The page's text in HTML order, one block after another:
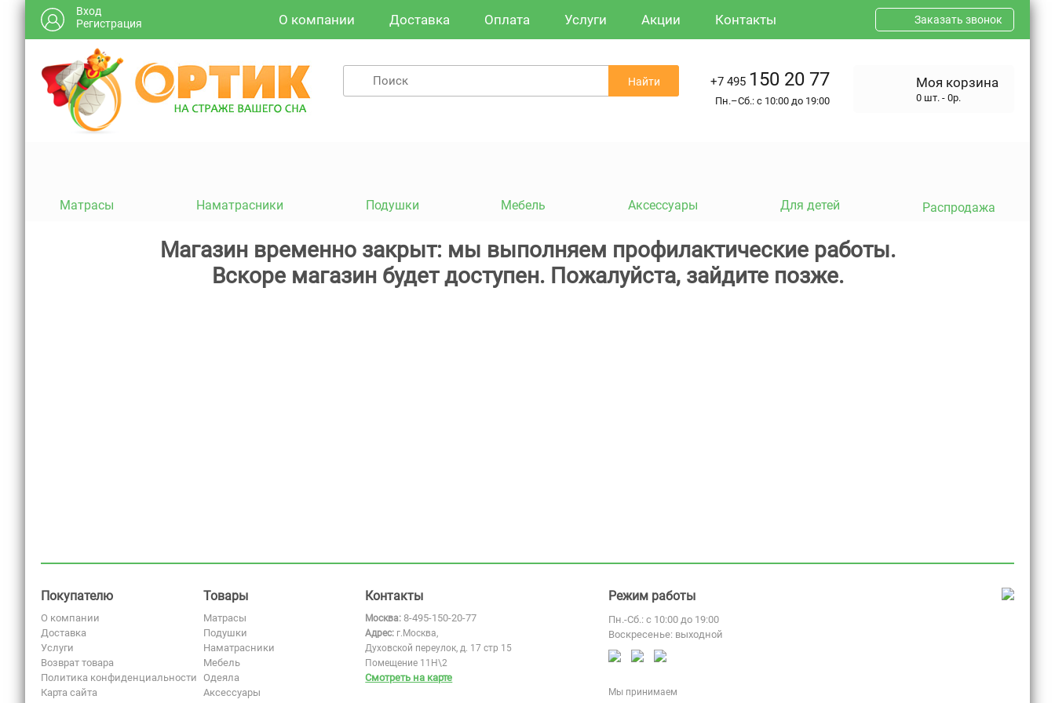
Вход
Регистрация
О компании Доставка Оплата Услуги Акции Контакты Заказать звонок
Найти +7 495 150 20 77
Пн.–Сб.: с 10:00 до 19:00
Моя корзина
0 шт. - 0р.
Матрасы Наматрасники Подушки Мебель Аксессуары Для детей Распродажа
Магазин временно закрыт: мы выполняем профилактические работы.
Вскоре магазин будет доступен. Пожалуйста, зайдите позже.
Покупателю
О компании
Доставка
Услуги
Возврат товара
Политика конфиденциальности
Карта сайта
Товары
Матрасы
Подушки
Наматрасники
Мебель
Одеяла
Аксессуары
Контакты
Москва: 8-495-150-20-77
Адрес: г.Москва,
Духовской переулок, д. 17 стр 15
Помещение 11Н\2
Смотреть на карте
Режим работы
Пн.-Сб.: с 10:00 до 19:00
Воскресенье: выходной
Мы принимаем